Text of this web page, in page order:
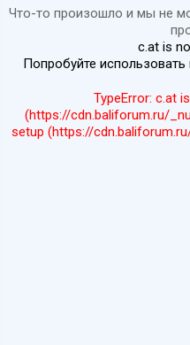
Что-то произошло и мы не
c.at is
Попробуйте
TypeError: c.at
(https://cdn.baliforum.ru/
setup (https://